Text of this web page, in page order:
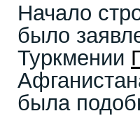
Начало
было
Туркмении
была